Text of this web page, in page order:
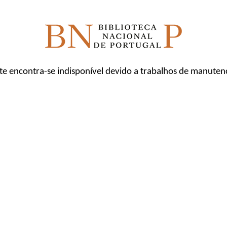
encontra-se indisponível devido a trabalhos de